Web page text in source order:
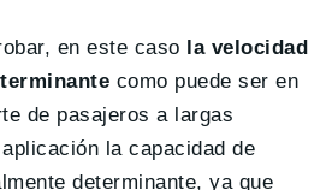
en este caso la velocidad
como puede ser en
de pasajeros a largas
la capacidad de
determinante, ya que